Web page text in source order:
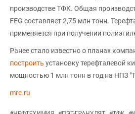
производстве ТФК. Общая
FEG составляет 2,75 млн тонн.
применяется при получении
Ранее стало известно о планах
построить установку терефталевой
мощностью 1 млн тонн в год на НПЗ
mrc.ru